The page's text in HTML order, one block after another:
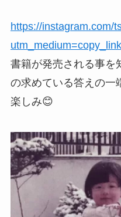
https://instagram.com/
utm_medium=copy_link
書籍が発売される事を
の求めている答えの一
楽しみ😊